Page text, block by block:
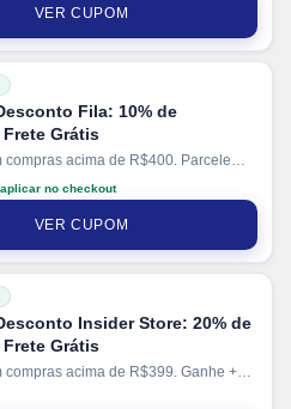
VER CUPOM
Fila: 10% de
Grátis
compras acima de R$400. Parcele
até 10x sem juros no cartão. Ganhe
em pagamentos via PIX.
no checkout
VER CUPOM
Insider Store: 20% de
Grátis
compras acima de R$399. Ganhe +
em pagamentos via PIX.